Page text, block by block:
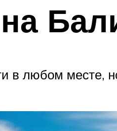
в любом месте,